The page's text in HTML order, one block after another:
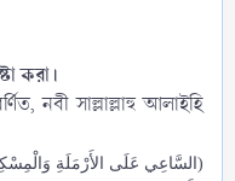
করা।
নবী সাল্লাল্লাহু আলাইহি
(السَّاعِي عَلَى الأَرْمَلَةِ